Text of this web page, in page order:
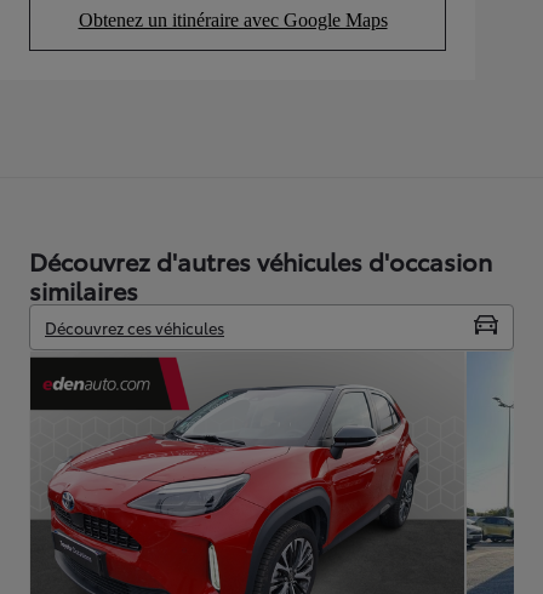
Obtenez un itinéraire avec Google Maps
(Opens in new tab)
Découvrez d'autres véhicules d'occasion
similaires
Découvrez ces véhicules